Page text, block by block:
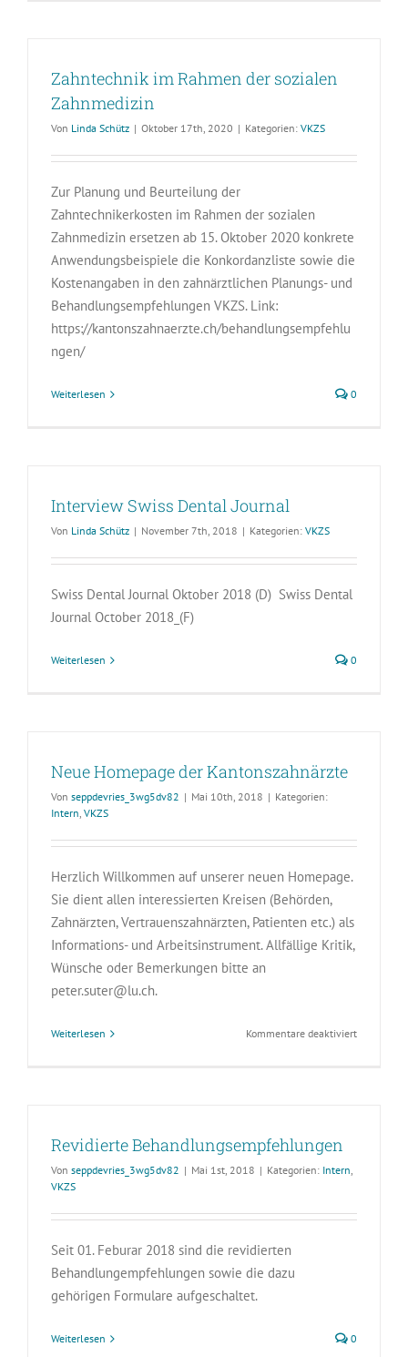
Zahntechnik im Rahmen der sozialen
Zahnmedizin
Von Linda Schütz | Oktober 17th, 2020 | Kategorien: VKZS
Zur Planung und Beurteilung der
Zahntechnikerkosten im Rahmen der sozialen
Zahnmedizin ersetzen ab 15. Oktober 2020 konkrete
Anwendungsbeispiele die Konkordanzliste sowie die
Kostenangaben in den zahnärztlichen Planungs- und
Behandlungsempfehlungen VKZS. Link:
https://kantonszahnaerzte.ch/behandlungsempfehlu
ngen/
Weiterlesen 0
Interview Swiss Dental Journal
Von Linda Schütz | November 7th, 2018 | Kategorien: VKZS
Swiss Dental Journal Oktober 2018 (D) Swiss Dental
Journal October 2018_(F)
Weiterlesen 0
Neue Homepage der Kantonszahnärzte
Von seppdevries_3wg5dv82 | Mai 10th, 2018 | Kategorien:
Intern, VKZS
Herzlich Willkommen auf unserer neuen Homepage.
Sie dient allen interessierten Kreisen (Behörden,
Zahnärzten, Vertrauenszahnärzten, Patienten etc.) als
Informations- und Arbeitsinstrument. Allfällige Kritik,
Wünsche oder Bemerkungen bitte an
peter.suter@lu.ch.
Weiterlesen Kommentare deaktiviertfür
Revidierte Behandlungsempfehlungen
Von seppdevries_3wg5dv82 | Mai 1st, 2018 | Kategorien: Intern,
VKZS
Seit 01. Feburar 2018 sind die revidierten
Behandlungempfehlungen sowie die dazu
gehörigen Formulare aufgeschaltet.
Weiterlesen 0